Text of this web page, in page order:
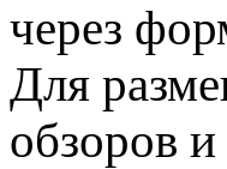
через
Для
обзоров